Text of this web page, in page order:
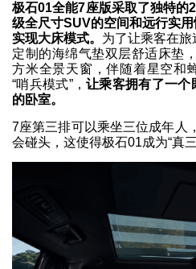
极石01全能7座版采取了独特的
级全尺寸SUV的空间和远行实用
实现大床模式。 为了让乘客在
定制的海绵气垫双层舒适床垫
方米全景天窗，伴随着星空和
“哨兵模式”，让乘客拥有了一个
的卧室。
7座第三排可以乘坐三位成年人
会碰头，这使得极石01成为“真三